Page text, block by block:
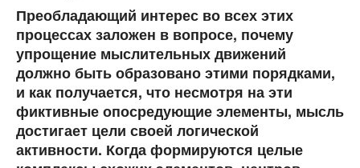
Преобладающий интерес во всех этих
процессах заложен в вопросе, почему
упрощение мыслительных движений
должно быть образовано этими порядками,
и как получается, что несмотря на эти
фиктивные опосредующие элементы, мысль
достигает цели своей логической
активности. Когда формируются целые